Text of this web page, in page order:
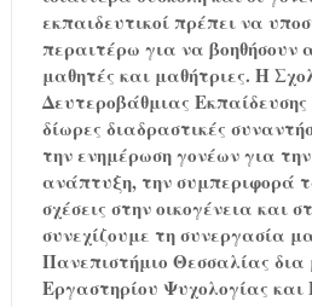
εκπαιδευτικοί πρέπει να
περαιτέρω για να βοηθήσουν
μαθητές και μαθήτριες. Η
Δευτεροβάθμιας
δίωρες διαδραστικές
την ενημέρωση γονέων για
ανάπτυξη, την συμπεριφορά
σχέσεις στην οικογένεια και
συνεχίζουμε τη συνεργασία
Πανεπιστήμιο Θεσσαλίας δια
Εργαστηρίου Ψυχολογίας